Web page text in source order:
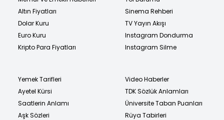
Altın Fiyatları
Dolar Kuru
Euro Kuru
Kripto Para Fiyatları
Sinema Rehberi
TV Yayın Akışı
Instagram Dondurma
Instagram Silme
Yemek Tarifleri
Ayetel Kürsi
Saatlerin Anlamı
Aşk Sözleri
Video Haberler
TDK Sözlük Anlamları
Üniversite Taban Puanları
Rüya Tabirleri